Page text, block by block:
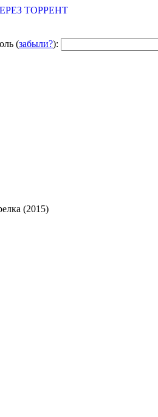
ТОРРЕНТ
(забыли?):
(2015)